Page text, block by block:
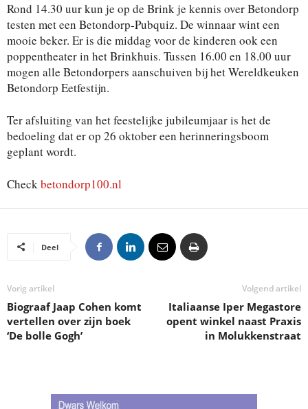
Rond 14.30 uur kun je op de Brink je kennis over Betondorp
testen met een Betondorp-Pubquiz. De winnaar wint een
mooie beker. Er is die middag voor de kinderen ook een
poppentheater in het Brinkhuis. Tussen 16.00 en 18.00 uur
mogen alle Betondorpers aanschuiven bij het Wereldkeuken
Betondorp Eetfestijn.
Ter afsluiting van het feestelijke jubileumjaar is het de
bedoeling dat er op 26 oktober een herinneringsboom
geplant wordt.
Checkbetondorp100.nl
Deel
Vorig artikel
Biograaf Jaap Cohen komt
vertellen over zijn boek
‘De bolle Gogh’
Volgend artikel
Italiaanse Iper Megastore
opent winkel naast Praxis
in Molukkenstraat